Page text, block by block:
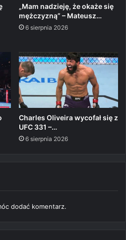
„Mam nadzieję, że okaże się
mężczyzną” – Mateusz…
6 sierpnia 2026
Charles Oliveira wycofał się z
UFC 331 –…
6 sierpnia 2026
dodać komentarz.